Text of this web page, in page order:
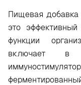
Пищевая
это
функции
включает в